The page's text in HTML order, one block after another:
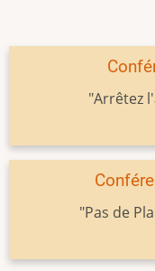
"Arrêtez
"Pas de